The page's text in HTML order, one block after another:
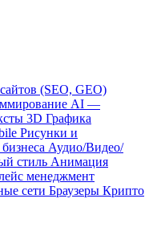
(SEO, GEO)
AI —
3D Графика
Рисунки и
Аудио/Видео/
стиль Анимация
менеджмент
сети Браузеры Крипто